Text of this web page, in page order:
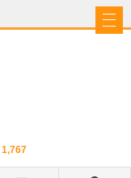
1,767